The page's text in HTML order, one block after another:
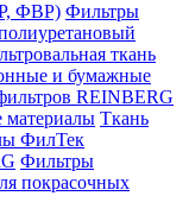
ФВР) Фильтры
ткань
и бумажные
REINBERG
Ткань
ФилТек
Фильтры
покрасочных